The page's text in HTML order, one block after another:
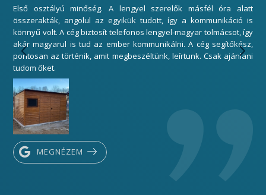
Első osztályú minőség. A lengyel szerelők másfél óra alatt
összerakták, angolul az egyikük tudott, így a kommunikáció is
könnyű volt. A cég biztosít telefonos lengyel-magyar tolmácsot, így
akár magyarul is tud az ember kommunikálni. A cég segítőkész,
pontosan az történik, amit megbeszéltünk, leírtunk. Csak ajánlani
tudom őket.
MEGNÉZEM